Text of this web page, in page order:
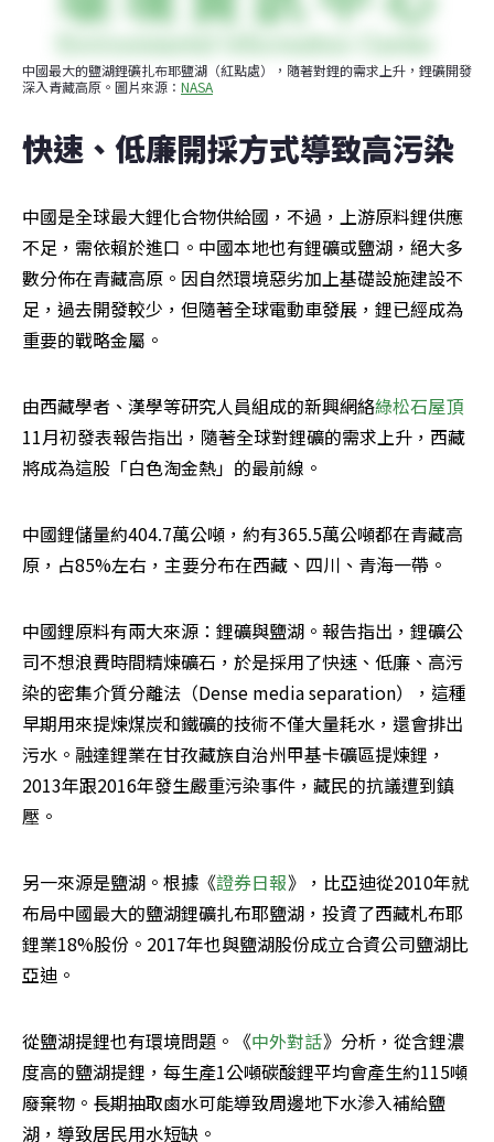
中國最大的鹽湖鋰礦扎布耶鹽湖（紅點處），隨著對鋰的需求上升，鋰礦開發
深入青藏高原。圖片來源： NASA
快速、低廉開採方式導致高污染
中國是全球最大鋰化合物供給國，不過，上游原料鋰供應
不足，需依賴於進口。中國本地也有鋰礦或鹽湖，絕大多
數分佈在青藏高原。因自然環境惡劣加上基礎設施建設不
足，過去開發較少，但隨著全球電動車發展，鋰已經成為
重要的戰略金屬。
由西藏學者、漢學等研究人員組成的新興網絡綠松石屋頂
11月初發表報告指出，隨著全球對鋰礦的需求上升，西藏
將成為這股「白色淘金熱」的最前線。
中國鋰儲量約404.7萬公噸，約有365.5萬公噸都在青藏高
原，占85%左右，主要分布在西藏、四川、青海一帶。
中國鋰原料有兩大來源：鋰礦與鹽湖。報告指出，鋰礦公
司不想浪費時間精煉礦石，於是採用了快速、低廉、高污
染的密集介質分離法（Dense media separation），這種
早期用來提煉煤炭和鐵礦的技術不僅大量耗水，還會排出
污水。融達鋰業在甘孜藏族自治州甲基卡礦區提煉鋰，
2013年跟2016年發生嚴重污染事件，藏民的抗議遭到鎮
壓。
另一來源是鹽湖。根據《證券日報》，比亞迪從2010年就
布局中國最大的鹽湖鋰礦扎布耶鹽湖，投資了西藏札布耶
鋰業18%股份。2017年也與鹽湖股份成立合資公司鹽湖比
亞迪。
從鹽湖提鋰也有環境問題。《中外對話》分析，從含鋰濃
度高的鹽湖提鋰，每生產1公噸碳酸鋰平均會產生約115噸
廢棄物。長期抽取鹵水可能導致周邊地下水滲入補給鹽
湖，導致居民用水短缺。